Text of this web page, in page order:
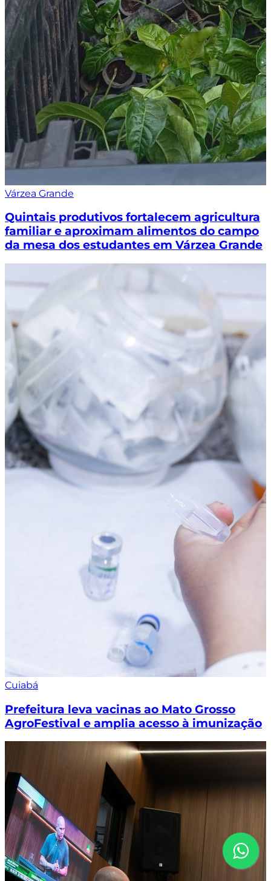
Várzea Grande
Quintais produtivos fortalecem agricultura
familiar e aproximam alimentos do campo
da mesa dos estudantes em Várzea Grande
Cuiabá
Prefeitura leva vacinas ao Mato Grosso
AgroFestival e amplia acesso à imunização